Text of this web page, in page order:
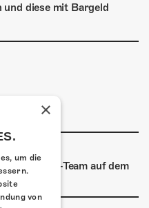
diese mit Bargeld
Kofmehl-Team auf dem
×
um die
von